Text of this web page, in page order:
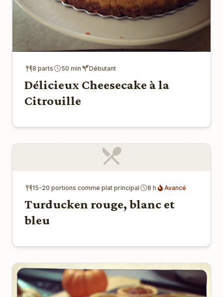
8 parts 50 min Débutant
Délicieux Cheesecake à la
Citrouille
15-20 portions comme plat principal 8 h Avancé
Turducken rouge, blanc et
bleu